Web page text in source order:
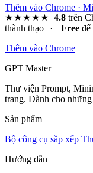
Thêm vào Chrome ·
★★★★★ 4.8trên
thành thạo
· Free để
Thêm vào Chrome
GPT Master
Thư viện Prompt,
trang. Dành cho
Sản phẩm
Bộ công cụ sắp xếp
Hướng dẫn